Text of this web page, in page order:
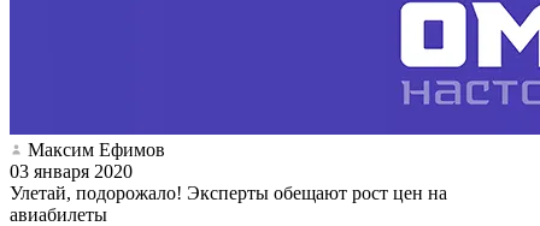
Максим Ефимов
03 января 2020
Улетай, подорожало! Эксперты обещают рост цен на
авиабилеты